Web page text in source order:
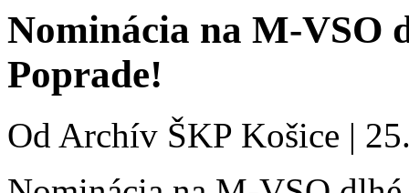
Nominácia na M-VSO
Poprade!
Od Archív ŠKP Košice |